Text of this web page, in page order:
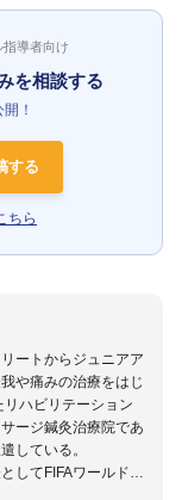
指導者向け
を相談する
！
する
ちら
ートからジュニアア
や痛みの治療をはじ
ハビリテーション
ージ鍼灸治療院であ
している。
してFIFAワールドカ